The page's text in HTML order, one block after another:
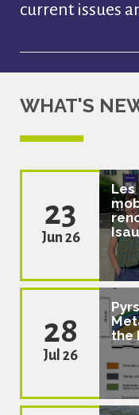
current issues
WHAT'S
23
Jun 26
Les
28
Jul 26
the